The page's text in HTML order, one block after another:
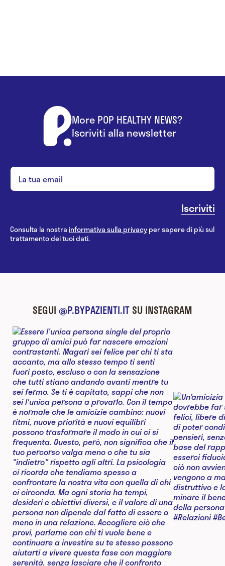
More POP HEALTHY NEWS?
Iscriviti alla newsletter
Consulta la nostra informativa sulla privacyper sapere di più sul
trattamento dei tuoi dati.
SEGUI @P.BYPAZIENTI.ITSU INSTAGRAM